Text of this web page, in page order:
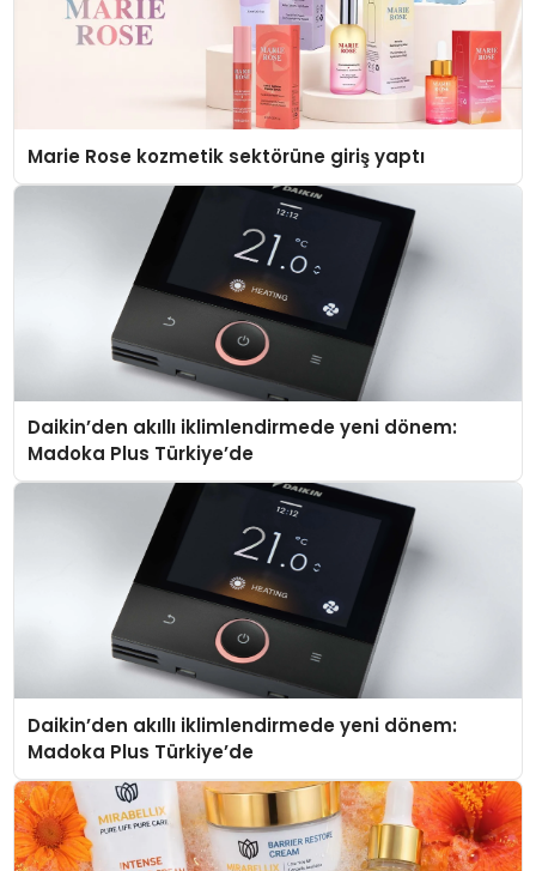
Marie Rose kozmetik sektörüne giriş yaptı
Daikin’den akıllı iklimlendirmede yeni dönem:
Madoka Plus Türkiye’de
Daikin’den akıllı iklimlendirmede yeni dönem:
Madoka Plus Türkiye’de